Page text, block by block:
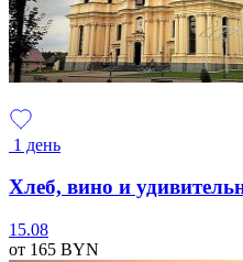
1 день
Хлеб, вино и
15.08
от 165 BYN